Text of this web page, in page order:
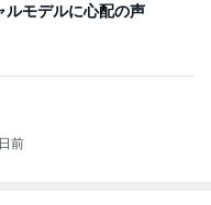
ルモデルに心配の声
前